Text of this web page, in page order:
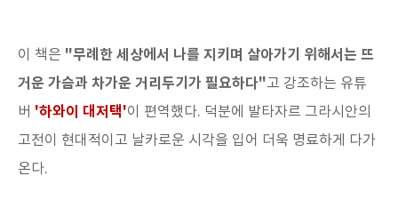
이 책은 "무례한 세상에서 나를 지키며 살아가기 위해서는 뜨
거운 가슴과 차가운 거리두기가 필요하다"고 강조하는 유튜
버 '하와이 대저택'이 편역했다. 덕분에 발타자르 그라시안의
고전이 현대적이고 날카로운 시각을 입어 더욱 명료하게 다가
온다.